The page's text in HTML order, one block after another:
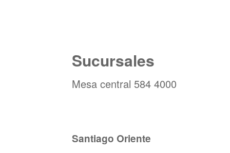
Sucursales
Mesa central 584 4000
Santiago Oriente